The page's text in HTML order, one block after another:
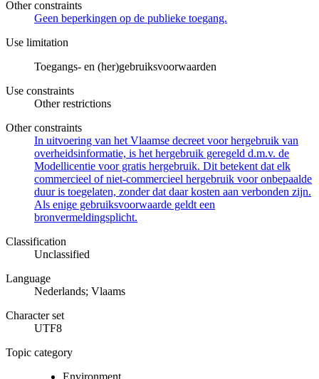
Other constraints
Geen beperkingen op de publieke toegang.
Use limitation
Toegangs- en (her)gebruiksvoorwaarden
Use constraints
Other restrictions
Other constraints
In uitvoering van het Vlaamse decreet voor hergebruik van
overheidsinformatie, is het hergebruik geregeld d.m.v. de
Modellicentie voor gratis hergebruik. Dit betekent dat elk
commercieel of niet-commercieel hergebruik voor onbepaalde
duur is toegelaten, zonder dat daar kosten aan verbonden zijn.
Als enige gebruiksvoorwaarde geldt een
bronvermeldingsplicht.
Classification
Unclassified
Language
Nederlands; Vlaams
Character set
UTF8
Topic category